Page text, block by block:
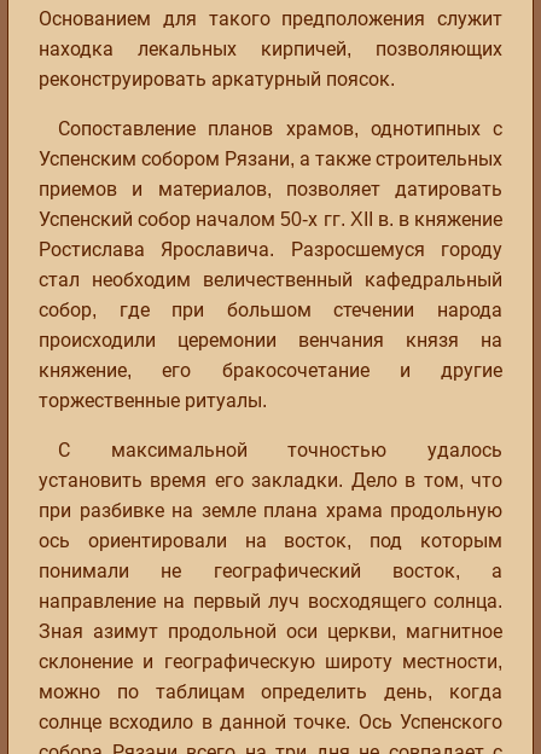
Основанием для такого предположения служит
находка лекальных кирпичей, позволяющих
реконструировать аркатурный поясок.
Сопоставление планов храмов, однотипных с
Успенским собором Рязани, а также строительных
приемов и материалов, позволяет датировать
Успенский собор началом 50-х гг. XII в. в княжение
Ростислава Ярославича. Разросшемуся городу
стал необходим величественный кафедральный
собор, где при большом стечении народа
происходили церемонии венчания князя на
княжение, его бракосочетание и другие
торжественные ритуалы.
С максимальной точностью удалось
установить время его закладки. Дело в том, что
при разбивке на земле плана храма продольную
ось ориентировали на восток, под которым
понимали не географический восток, а
направление на первый луч восходящего солнца.
Зная азимут продольной оси церкви, магнитное
склонение и географическую широту местности,
можно по таблицам определить день, когда
солнце всходило в данной точке. Ось Успенского